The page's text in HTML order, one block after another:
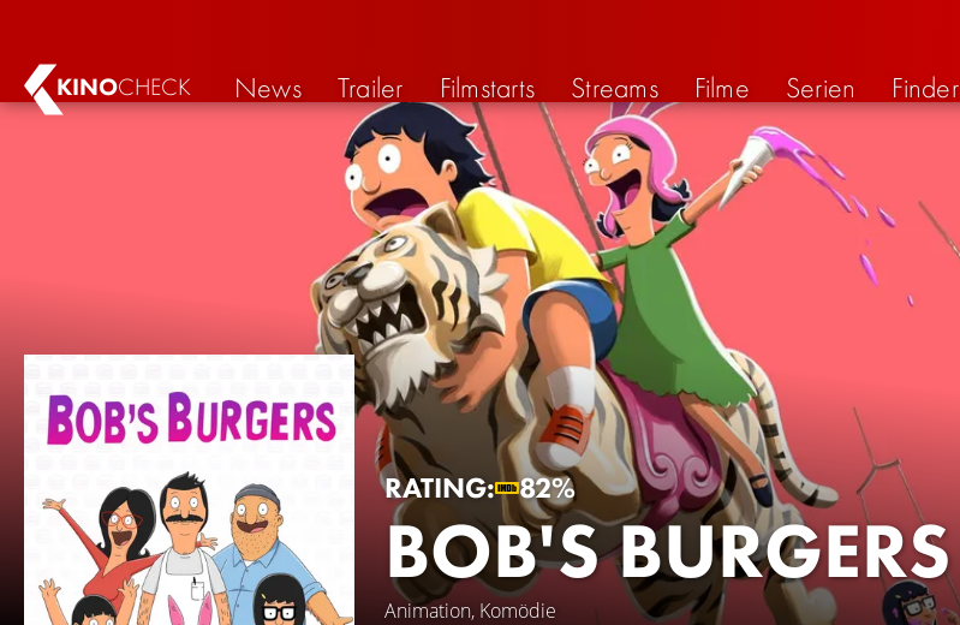
KINOCHECK News Trailer Filmstarts Streams Filme Serien Finder
RATING: 82%
BOB'S BURGERS
Animation, Komödie